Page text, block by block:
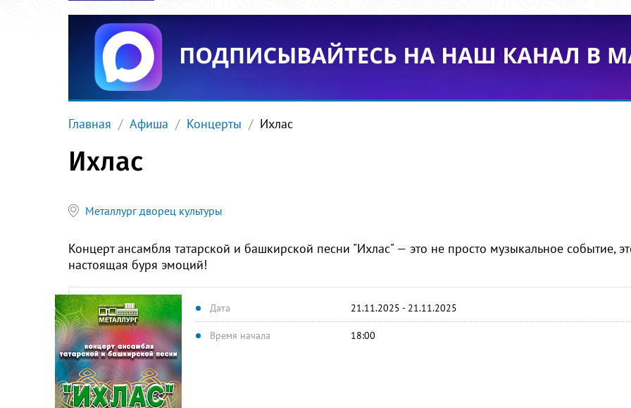
Главная Афиша Концерты Ихлас
Ихлас
Металлург дворец культуры
Концерт ансамбля татарской и башкирской песни "Ихлас" — это не просто музыкальное событие,
настоящая буря эмоций!
Дата 21.11.2025 - 21.11.2025
Время начала 18:00